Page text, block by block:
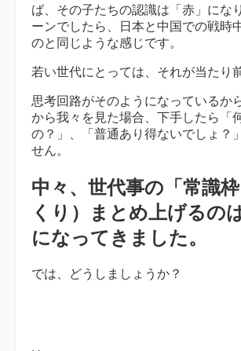
ば、その子たちの認識は「赤」にな
ーンでしたら、日本と中国での戦時
のと同じような感じです。
若い世代にとっては、それが当たり
思考回路がそのようになっているか
から我々を見た場合、下手したら「
の？」、「普通あり得ないでしょ？
せん。
中々、世代事の「常識
くり）まとめ上げるの
になってきました。
では、どうしましょうか？